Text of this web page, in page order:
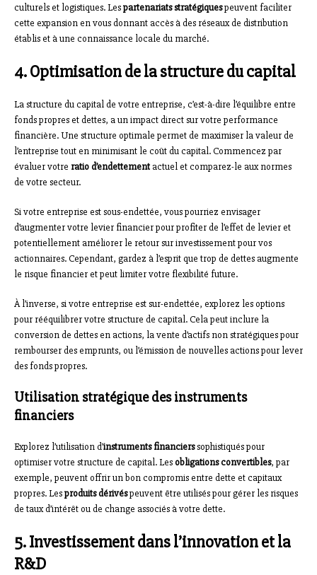
culturels et logistiques. Lespartenariats stratégiquespeuvent faciliter
cette expansion en vous donnant accès à des réseaux de distribution
établis et à une connaissance locale du marché.
4. Optimisation de la structure du capital
La structure du capital de votre entreprise, c’est-à-dire l’équilibre entre
fonds propres et dettes, a un impact direct sur votre performance
financière. Une structure optimale permet de maximiser la valeur de
l’entreprise tout en minimisant le coût du capital. Commencez par
évaluer votre ratio d’endettementactuel et comparez-le aux normes
de votre secteur.
Si votre entreprise est sous-endettée, vous pourriez envisager
d’augmenter votre levier financier pour profiter de l’effet de levier et
potentiellement améliorer le retour sur investissement pour vos
actionnaires. Cependant, gardez à l’esprit que trop de dettes augmente
le risque financier et peut limiter votre flexibilité future.
À l’inverse, si votre entreprise est sur-endettée, explorez les options
pour rééquilibrer votre structure de capital. Cela peut inclure la
conversion de dettes en actions, la vente d’actifs non stratégiques pour
rembourser des emprunts, ou l’émission de nouvelles actions pour lever
des fonds propres.
Utilisation stratégique des instruments
financiers
Explorez l’utilisation d’instruments financierssophistiqués pour
optimiser votre structure de capital. Lesobligations convertibles, par
exemple, peuvent offrir un bon compromis entre dette et capitaux
propres. Lesproduits dérivéspeuvent être utilisés pour gérer les risques
de taux d’intérêt ou de change associés à votre dette.
5. Investissement dans l’innovation et la
R&D